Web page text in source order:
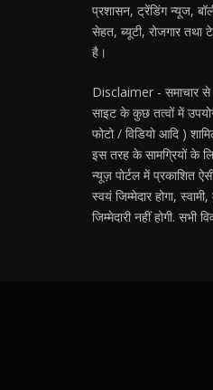
प्रशासन, ट्रेंडिंग न्यूज,
सेहत, ब्यूटी, रोजगार तथा
है।
Disclaimer - समाचार से
साइट के कुछ तत्वों में
फोटो / विडियो आदि )
इस तरह के सामग्रियों के
न्यूज़ पोर्टल में प्रकाशित
स्वयं जिम्मेदार होगा,
जिम्मेदारी नहीं होगी. सभी